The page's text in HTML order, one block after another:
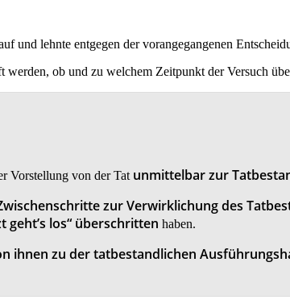
und lehnte entgegen der vorangegangenen
ob und zu welchem Zeitpunkt der Versuch
Vorstellung von der Tat unmittelbar zur
zur Verwirklichung des
geht’s los“ überschritten haben.
ihnen zu der tatbestandlichen